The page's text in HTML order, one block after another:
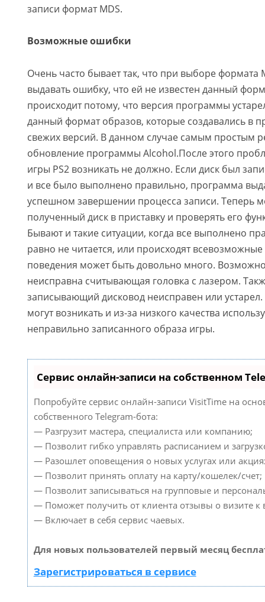
записи формат MDS.
Возможные ошибки
Очень часто бывает так, что при выборе формата
выдавать ошибку, что ей не известен данный
происходит потому, что версия программы
данный формат образов, которые создавались в
свежих версий. В данном случае самым простым
обновление программы Alcohol.После этого
игры PS2 возникать не должно. Если диск был
и все было выполнено правильно, программа
успешном завершении процесса записи. Теперь
полученный диск в приставку и проверять его
Бывают и такие ситуации, когда все выполнено
равно не читается, или происходят
поведения может быть довольно много.
неисправна считывающая головка с лазером.
записывающий дисковод неисправен или
могут возникать и из-за низкого качества
неправильно записанного образа игры.
Сервис онлайн-записи на собственном
Попробуйте сервис онлайн-записи VisitTime на
собственного Telegram-бота:
— Разгрузит мастера, специалиста или компанию;
— Позволит гибко управлять расписанием и
— Разошлет оповещения о новых услугах или
— Позволит принять оплату на карту/кошелек/счет;
— Позволит записываться на групповые и
— Поможет получить от клиента отзывы о визите к
— Включает в себя сервис чаевых.
Для новых пользователей первый месяц
Зарегистрироваться в сервисе